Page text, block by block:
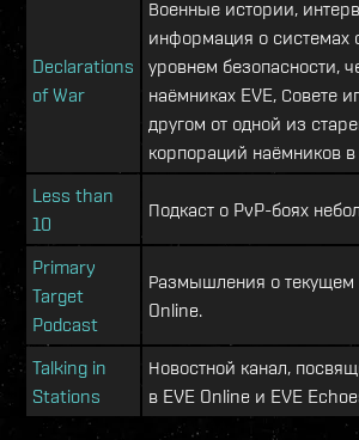
Declarations
of War
Военные истории,
информация о системах
уровнем безопасности,
наёмниках EVE, Совете
другом от одной из
корпораций наёмников в
Less than
10
Подкаст о PvP-боях
Primary
Target
Podcast
Размышления о текущем
Online.
Talking in
Stations
Новостной канал,
в EVE Online и EVE